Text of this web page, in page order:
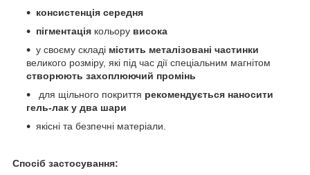
консистенція середня
пігментація кольору висока
у своєму складі містить металізовані частинки
великого розміру, які під час дії спеціальним магнітом
створюють захоплюючий промінь
для щільного покриття рекомендується наносити
гель-лак у два шари
якісні та безпечні матеріали.
Спосіб застосування: